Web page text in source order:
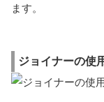
ます。
ジョイナーの使